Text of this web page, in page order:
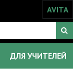
AVITA
ДЛЯ УЧИТЕЛЕЙ